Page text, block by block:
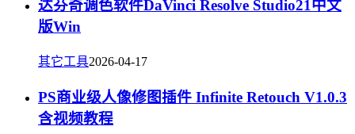
达芬奇调色软件DaVinci Resolve Studio21中文
版Win
其它工具2026-04-17
PS商业级人像修图插件 Infinite Retouch V1.0.3
含视频教程